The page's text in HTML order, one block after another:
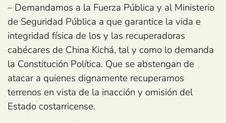
– Demandamos a la Fuerza Pública y al Ministerio
de Seguridad Pública a que garantice la vida e
integridad física de los y las recuperadoras
cabécares de China Kichá, tal y como lo demanda
la Constitución Política. Que se abstengan de
atacar a quienes dignamente recuperamos
terrenos en vista de la inacción y omisión del
Estado costarricense.